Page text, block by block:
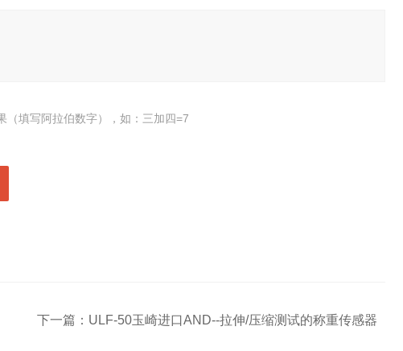
（填写阿拉伯数字），如：三加四=7
下一篇： ULF-50玉崎进口AND--拉伸/压缩测试的称重传感器